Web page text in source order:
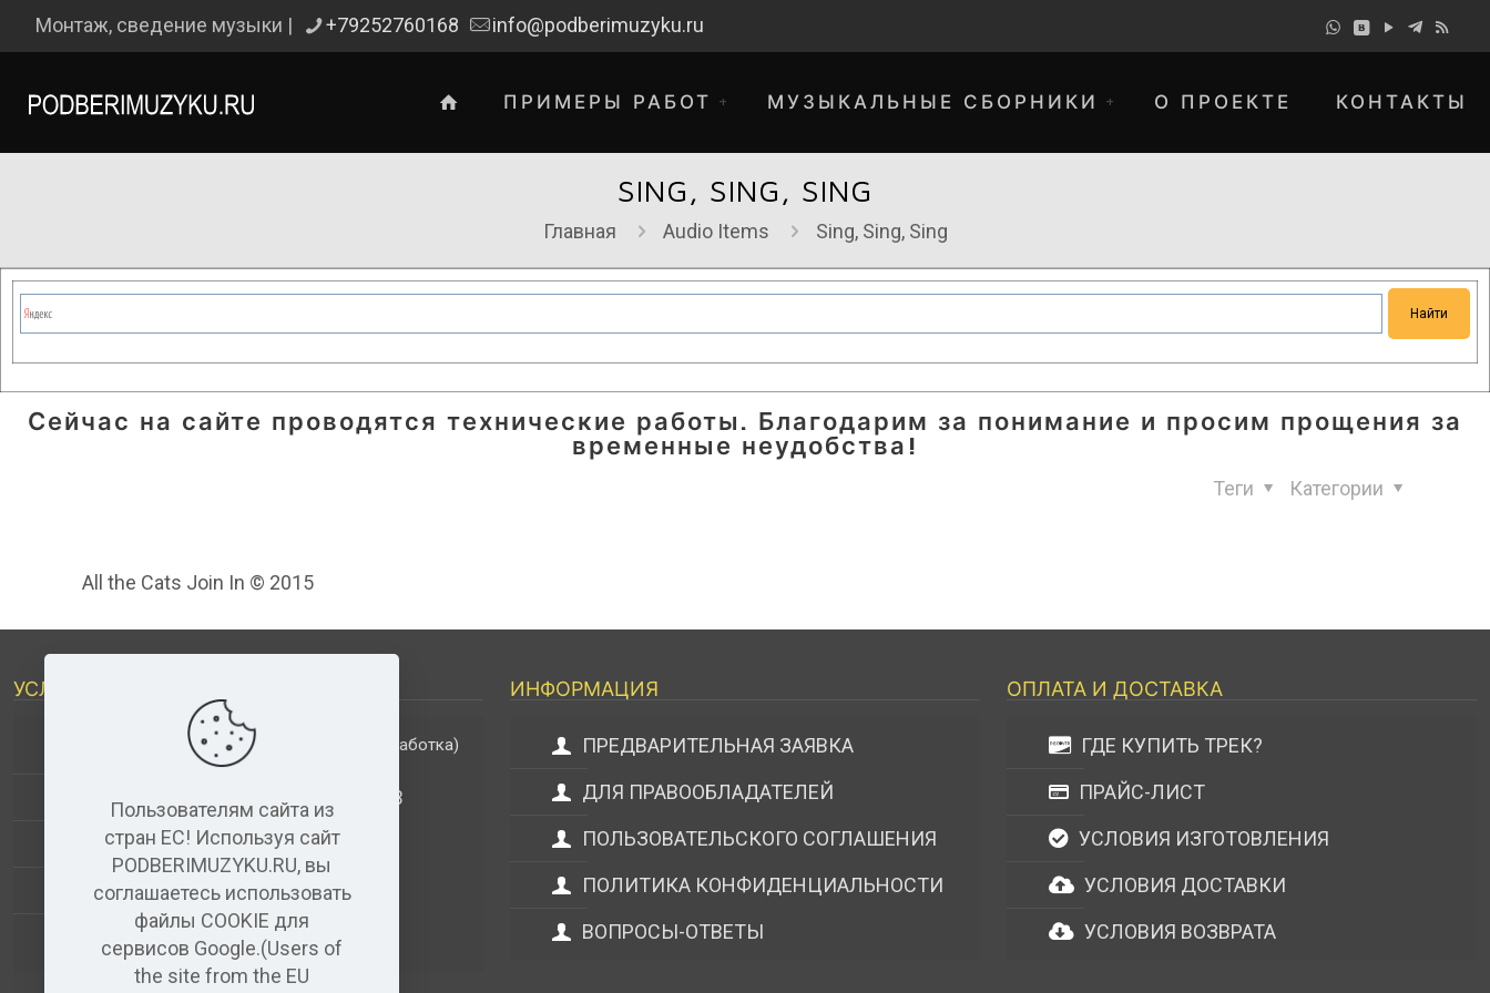
Монтаж, сведение музыки | +79252760168 info@podberimuzyku.ru
ПРИМЕРЫ РАБОТ МУЗЫКАЛЬНЫЕ СБОРНИКИ О ПРОЕКТЕ КОНТАКТЫ
SING, SING, SING
Главная Audio Items Sing, Sing, Sing
Сейчас на сайте проводятся технические работы. Благодарим за понимание и просим прощения за
временные неудобства!
Категории
Теги
All the Cats Join In © 2015
УСЛУГИ
ДОПОЛНИТЕЛЬНЫЕ УСЛУГИ (обработка)
АНАЛИЗ МУЗЫКАЛЬНЫХ ТРЕКОВ
ВИДЕО+АУДИО
УСЛУГИ ЗВУКОЗАПИСИ
АУДИО РЕДАКТОР(бесплатный)
ИНФОРМАЦИЯ
ПРЕДВАРИТЕЛЬНАЯ ЗАЯВКА
ДЛЯ ПРАВООБЛАДАТЕЛЕЙ
ПОЛЬЗОВАТЕЛЬСКОГО СОГЛАШЕНИЯ
ПОЛИТИКА КОНФИДЕНЦИАЛЬНОСТИ
ВОПРОСЫ-ОТВЕТЫ
ОПЛАТА И ДОСТАВКА
ГДЕ КУПИТЬ ТРЕК?
ПРАЙС-ЛИСТ
УСЛОВИЯ ИЗГОТОВЛЕНИЯ
УСЛОВИЯ ДОСТАВКИ
УСЛОВИЯ ВОЗВРАТА
Пользователям сайта из
стран ЕС! Используя сайт
PODBERIMUZYKU.RU, вы
соглашаетесь использовать
файлы COOKIE для
сервисов Google.(Users of
the site from the EU